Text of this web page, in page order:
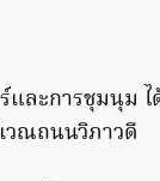
ละการชุมนุม
วณถนนวิภาวดี